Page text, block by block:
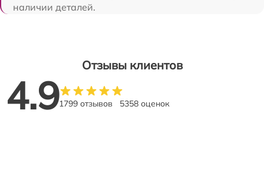
наличии деталей.
Отзывы клиентов
4.91799 отзывов 5358 оценок